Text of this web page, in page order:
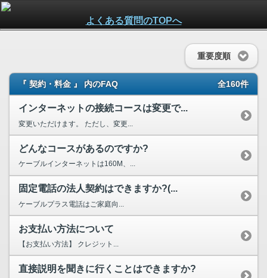
よくある質問のTOPへ
重要度順
『 契約・料金 』 内のFAQ 全160件
インターネットの接続コースは変更で...
変更いただけます。 ただし、変更...
どんなコースがあるのですか?
ケーブルインターネットは160M、...
固定電話の法人契約はできますか?(...
ケーブルプラス電話はご家庭向...
お支払い方法について
【お支払い方法】 クレジット...
直接説明を聞きに行くことはできますか?